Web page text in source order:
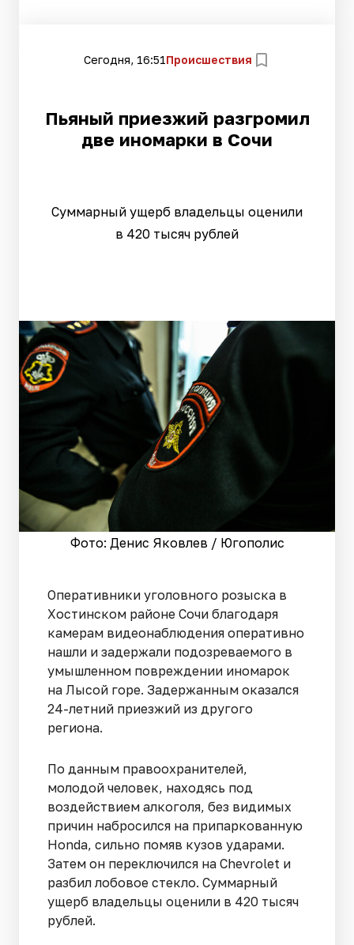
Сегодня, 16:51Происшествия
Пьяный приезжий разгромил
две иномарки в Сочи
Суммарный ущерб владельцы оценили
в 420 тысяч рублей
Фото: Денис Яковлев / Югополис
Оперативники уголовного розыска в
Хостинском районе Сочи благодаря
камерам видеонаблюдения оперативно
нашли и задержали подозреваемого в
умышленном повреждении иномарок
на Лысой горе. Задержанным оказался
24-летний приезжий из другого
региона.
По данным правоохранителей,
молодой человек, находясь под
воздействием алкоголя, без видимых
причин набросился на припаркованную
Honda, сильно помяв кузов ударами.
Затем он переключился на Chevrolet и
разбил лобовое стекло. Суммарный
ущерб владельцы оценили в 420 тысяч
рублей.